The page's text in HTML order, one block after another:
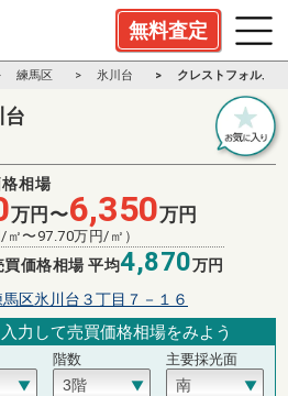
無料査定
練馬区 氷川台 クレストフォルム
台
相場
万円〜6,350万円
㎡〜 97.70万円/㎡）
価格相場 平均4,870万円
区氷川台３丁目７－１６
力して売買価格相場をみよう
階数 主要採光面